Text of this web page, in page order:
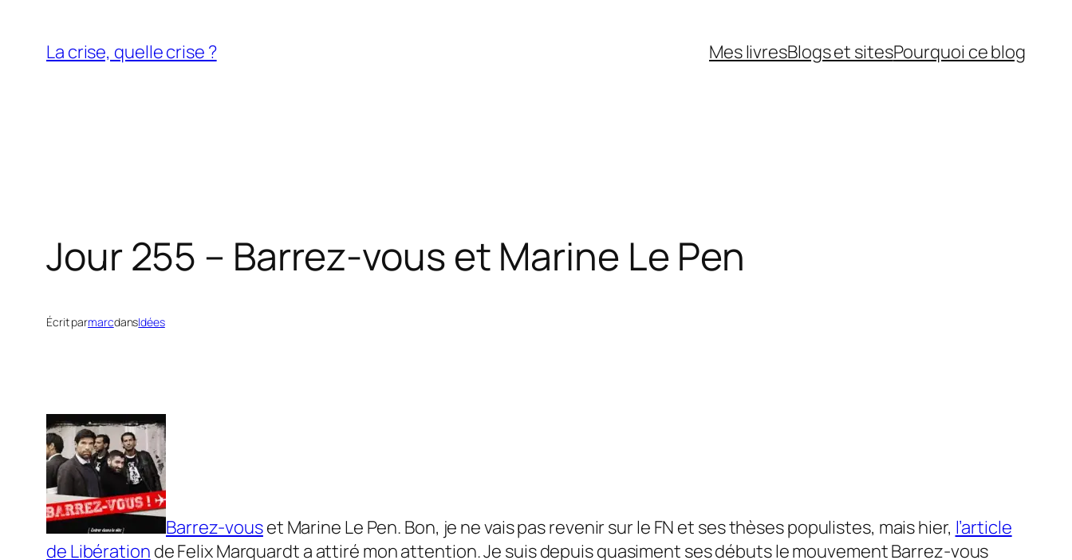
contenu
La crise, quelle crise ? Mes livresBlogs et sitesPourquoi ce blog
Jour 255 – Barrez-vous et Marine Le Pen
Écrit parmarcdansIdées
Barrez-vouset Marine Le Pen. Bon, je ne vais pas revenir sur le FN et ses thèses populistes, mais hier, l’article
de Libération de Felix Marquardt a attiré mon attention. Je suis depuis quasiment ses débuts le mouvement Barrez-vous